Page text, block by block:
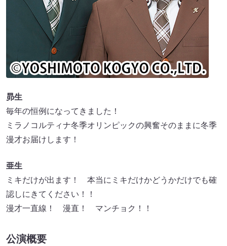
昴生
毎年の恒例になってきました！
ミラノコルティナ冬季オリンピックの興奮そのままに冬季
漫才お届けします！
亜生
ミキだけが出ます！ 本当にミキだけかどうかだけでも確
認しにきてください！！
漫才一直線！ 漫直！ マンチョク！！
公演概要